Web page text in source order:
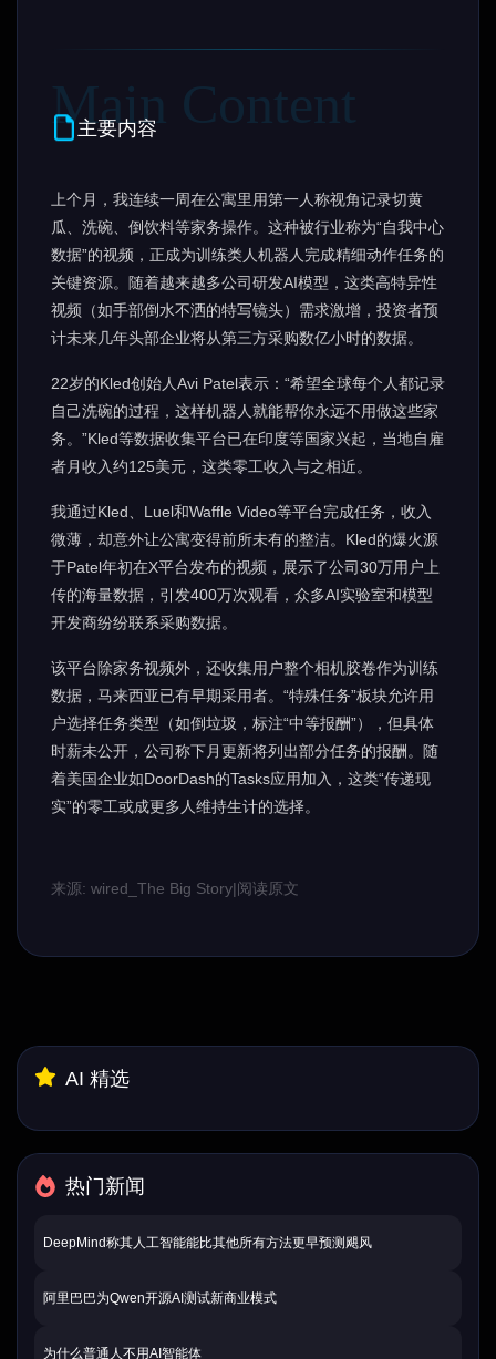
主要内容
上个月，我连续一周在公寓里用第一人称视角记录切黄
瓜、洗碗、倒饮料等家务操作。这种被行业称为“自我中心
数据”的视频，正成为训练类人机器人完成精细动作任务的
关键资源。随着越来越多公司研发AI模型，这类高特异性
视频（如手部倒水不洒的特写镜头）需求激增，投资者预
计未来几年头部企业将从第三方采购数亿小时的数据。
22岁的Kled创始人Avi Patel表示：“希望全球每个人都记录
自己洗碗的过程，这样机器人就能帮你永远不用做这些家
务。”Kled等数据收集平台已在印度等国家兴起，当地自雇
者月收入约125美元，这类零工收入与之相近。
我通过Kled、Luel和Waffle Video等平台完成任务，收入
微薄，却意外让公寓变得前所未有的整洁。Kled的爆火源
于Patel年初在X平台发布的视频，展示了公司30万用户上
传的海量数据，引发400万次观看，众多AI实验室和模型
开发商纷纷联系采购数据。
该平台除家务视频外，还收集用户整个相机胶卷作为训练
数据，马来西亚已有早期采用者。“特殊任务”板块允许用
户选择任务类型（如倒垃圾，标注“中等报酬”），但具体
时薪未公开，公司称下月更新将列出部分任务的报酬。随
着美国企业如DoorDash的Tasks应用加入，这类“传递现
实”的零工或成更多人维持生计的选择。
来源: wired_The Big Story|阅读原文
AI 精选
热门新闻
DeepMind称其人工智能能比其他所有方法更早预测飓风
阿里巴巴为Qwen开源AI测试新商业模式
为什么普通人不用AI智能体